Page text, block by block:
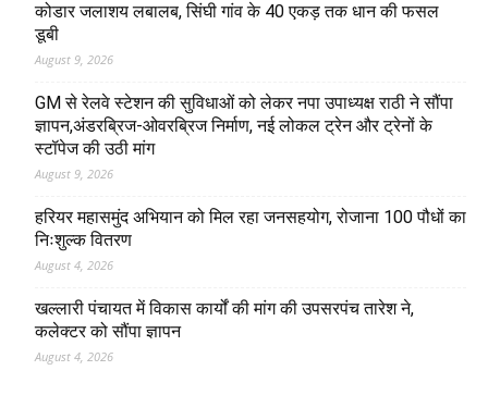
कोडार जलाशय लबालब, सिंघी गांव के 40 एकड़ तक धान की फसल
डूबी
August 9, 2026
GM से रेलवे स्टेशन की सुविधाओं को लेकर नपा उपाध्यक्ष राठी ने सौंपा
ज्ञापन,अंडरब्रिज-ओवरब्रिज निर्माण, नई लोकल ट्रेन और ट्रेनों के
स्टॉपेज की उठी मांग
August 9, 2026
हरियर महासमुंद अभियान को मिल रहा जनसहयोग, रोजाना 100 पौधों का
निःशुल्क वितरण
August 4, 2026
खल्लारी पंचायत में विकास कार्यों की मांग की उपसरपंच तारेश ने,
कलेक्टर को सौंपा ज्ञापन
August 4, 2026